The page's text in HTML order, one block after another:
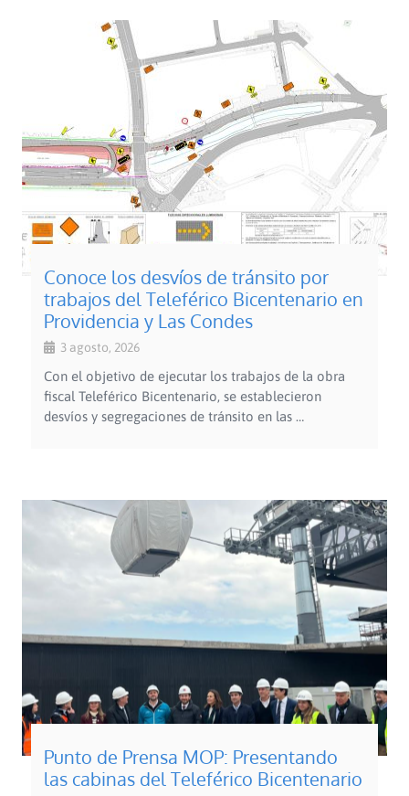
Conoce los desvíos de tránsito por
trabajos del Teleférico Bicentenario en
Providencia y Las Condes
3 agosto, 2026
Con el objetivo de ejecutar los trabajos de la obra
fiscal Teleférico Bicentenario, se establecieron
desvíos y segregaciones de tránsito en las …
Punto de Prensa MOP: Presentando
las cabinas del Teleférico Bicentenario